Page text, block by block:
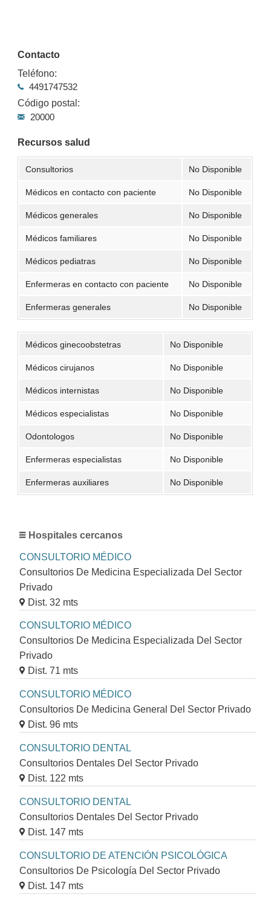
Contacto
Teléfono:
4491747532
Código postal:
20000
Recursos salud
Consultorios No Disponible
Médicos en contacto con paciente No Disponible
Médicos generales No Disponible
Médicos familiares No Disponible
Médicos pediatras No Disponible
Enfermeras en contacto con paciente No Disponible
Enfermeras generales No Disponible
Médicos ginecoobstetras No Disponible
Médicos cirujanos No Disponible
Médicos internistas No Disponible
Médicos especialistas No Disponible
Odontologos No Disponible
Enfermeras especialistas No Disponible
Enfermeras auxiliares No Disponible
Hospitales cercanos
CONSULTORIO MÉDICO
Consultorios De Medicina Especializada Del Sector
Privado
Dist. 32 mts
CONSULTORIO MÉDICO
Consultorios De Medicina Especializada Del Sector
Privado
Dist. 71 mts
CONSULTORIO MÉDICO
Consultorios De Medicina General Del Sector Privado
Dist. 96 mts
CONSULTORIO DENTAL
Consultorios Dentales Del Sector Privado
Dist. 122 mts
CONSULTORIO DENTAL
Consultorios Dentales Del Sector Privado
Dist. 147 mts
CONSULTORIO DE ATENCIÓN PSICOLÓGICA
Consultorios De Psicología Del Sector Privado
Dist. 147 mts